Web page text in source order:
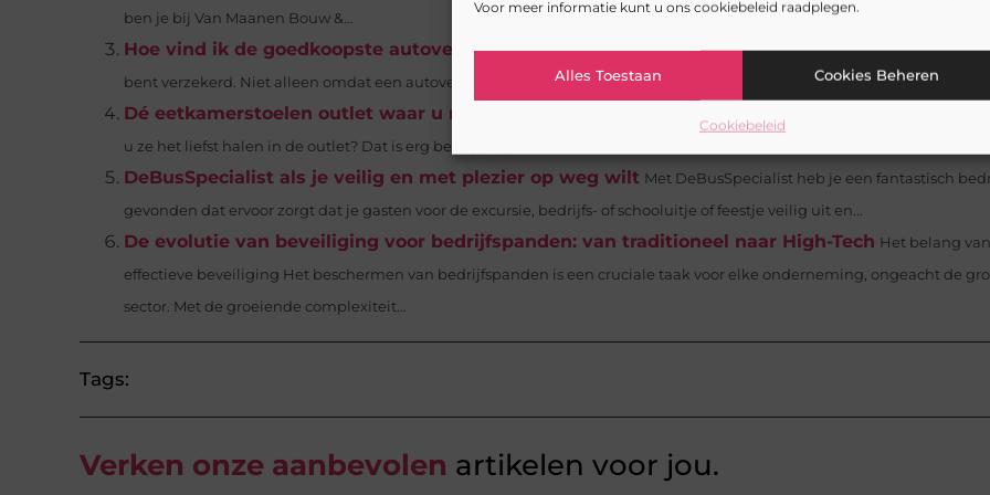
Voor meer informatie kunt u ons cookiebeleid raadplegen.
Alles Toestaan Cookies Beheren
Cookiebeleid
ben je bij Van Maanen Bouw &...
Hoe vind ik de goedkoopste autoverzekering? Wanneer je een auto koopt is het van cruciaal belang dat je
bent verzekerd. Niet alleen omdat een autoverzekering in Nederland verplicht is, maar...
Dé eetkamerstoelen outlet waar u naar op zoek bent
Bent u op zoek naar mooie, nieuwe
u ze het liefst halen in de outlet? Dat is erg begrijpelijk. In de outlet...
DeBusSpecialist als je veilig en met plezier op weg wilt Met DeBusSpecialist heb je een fantastisch
gevonden dat ervoor zorgt dat je gasten voor de excursie, bedrijfs- of schooluitje of feestje veilig uit en...
De evolutie van beveiliging voor bedrijfspanden: van traditioneel naar High-Tech Het belang van
effectieve beveiliging Het beschermen van bedrijfspanden is een cruciale taak voor elke onderneming, ongeacht de
sector. Met de groeiende complexiteit...
Tags:
Verken onze aanbevolen artikelen voor jou.